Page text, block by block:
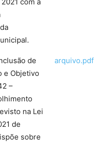
de
e Objetivo
–
na Lei
de
sobre
arquivo.pdf